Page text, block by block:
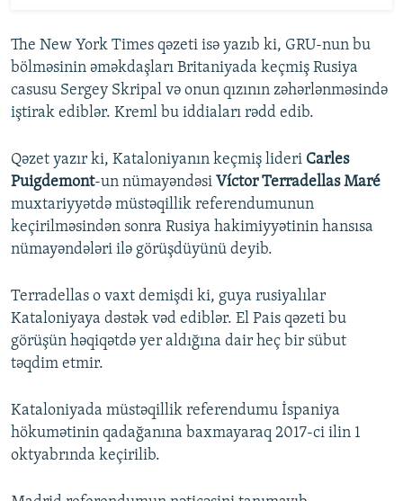
The New York Times qəzeti isə yazıb ki, GRU-nun bu
bölməsinin əməkdaşları Britaniyada keçmiş Rusiya
casusu Sergey Skripal və onun qızının zəhərlənməsində
iştirak ediblər. Kreml bu iddiaları rədd edib.
Qəzet yazır ki, Kataloniyanın keçmiş lideri Carles
Puigdemont-un nümayəndəsi Víctor Terradellas Maré
muxtariyyətdə müstəqillik referendumunun
keçirilməsindən sonra Rusiya hakimiyyətinin hansısa
nümayəndələri ilə görüşdüyünü deyib.
Terradellas o vaxt demişdi ki, guya rusiyalılar
Kataloniyaya dəstək vəd ediblər. El Pais qəzeti bu
görüşün həqiqətdə yer aldığına dair heç bir sübut
təqdim etmir.
Kataloniyada müstəqillik referendumu İspaniya
hökumətinin qadağanına baxmayaraq 2017-ci ilin 1
oktyabrında keçirilib.